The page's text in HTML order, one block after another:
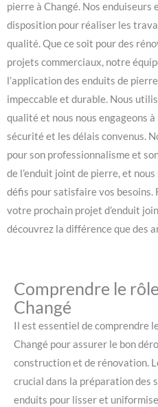
pierre à Changé. Nos
disposition pour réaliser les
qualité. Que ce soit pour des
projets commerciaux, notre
l’application des enduits de
impeccable et durable. Nous
qualité et nous nous engageons
sécurité et les délais convenus.
pour son professionnalisme et
de l’enduit joint de pierre, et
défis pour satisfaire vos besoins.
votre prochain projet d’enduit
découvrez la différence que des
Comprendre le
Changé
Il est essentiel de comprendre
Changé pour assurer le bon
construction et de rénovation.
crucial dans la préparation des
enduits pour lisser et